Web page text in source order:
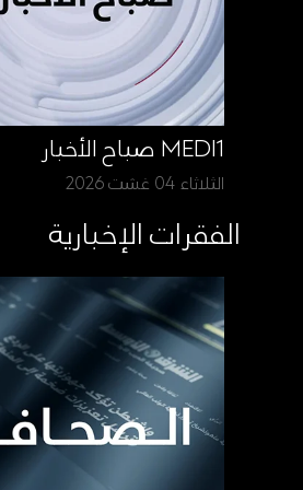
MEDI1 صباح الأخبار
الثلاثاء 04 غشت 2026
الفقرات الإخبارية